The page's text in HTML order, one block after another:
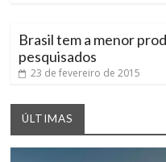
Brasil tem a menor
pesquisados
23 de fevereiro de 2015
ÚLTIMAS